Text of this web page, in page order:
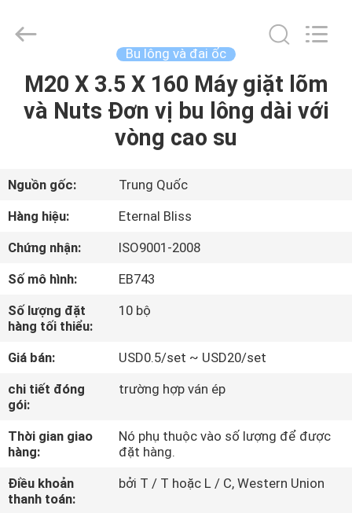
TRANG
CHỦ
SẢN
PHẨM
VỀ
CHÚNG
TÔI
THAM
QUAN
NHÀ
MÁY
Casting
Bu lông và đai ốc
M20 X 3.5 X 160 Máy giặt lõm
và Nuts Đơn vị bu lông dài với
vòng cao su
Nguồn gốc:
Trung Quốc
Hàng hiệu:
Eternal Bliss
Chứng nhận:
ISO9001-2008
Số mô hình:
EB743
Số lượng đặt
hàng tối thiểu:
10 bộ
Giá bán:
USD0.5/set ~ USD20/set
chi tiết đóng
gói:
trường hợp ván ép
Thời gian giao
hàng:
Nó phụ thuộc vào số lượng để được
đặt hàng.
Điều khoản
thanh toán:
bởi T / T hoặc L / C, Western Union